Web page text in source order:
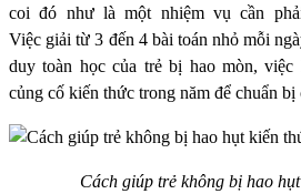
coi đó như là một nhiệm vụ cần
Việc giải từ 3 đến 4 bài toán nhỏ mỗi
duy toàn học của trẻ bị hao mòn,
củng cố kiến thức trong năm để chuẩn bị
Cách giúp trẻ không bị hao